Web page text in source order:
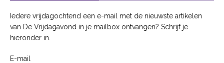
Iedere vrijdagochtend een e-mail met de nieuwste artikelen
van De Vrijdagavond in je mailbox ontvangen? Schrijf je
hieronder in.
E-mail